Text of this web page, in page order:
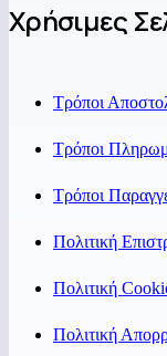
Χρήσιμες
Τρόποι
Τρόποι
Τρόποι
Πολιτική
Πολιτική
Πολιτική